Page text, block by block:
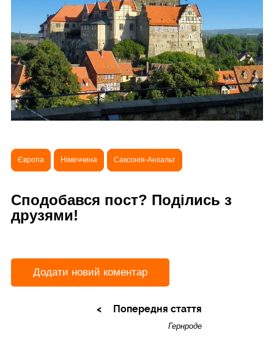
Європа Німеччина Саксонія-Анхальт
Сподобався пост? Поділись з
друзями!
Додати новий коментар
Попередня стаття
Гернроде